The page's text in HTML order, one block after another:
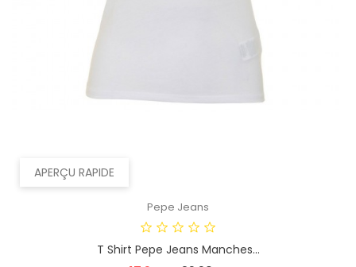
APERÇU RAPIDE
Pepe Jeans
T Shirt Pepe Jeans Manches...